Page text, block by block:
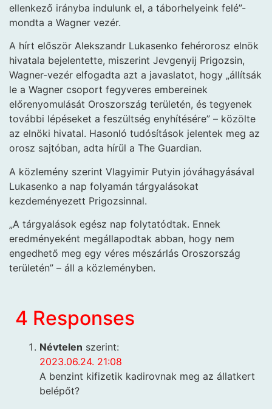
ellenkező irányba indulunk el, a táborhelyeink felé”-
mondta a Wagner vezér.
A hírt először Alekszandr Lukasenko fehérorosz elnök
hivatala bejelentette, miszerint Jevgenyij Prigozsin,
Wagner-vezér elfogadta azt a javaslatot, hogy „állítsák
le a Wagner csoport fegyveres embereinek
előrenyomulását Oroszország területén, és tegyenek
további lépéseket a feszültség enyhítésére” – közölte
az elnöki hivatal. Hasonló tudósítások jelentek meg az
orosz sajtóban, adta hírül a The Guardian.
A közlemény szerint Vlagyimir Putyin jóváhagyásával
Lukasenko a nap folyamán tárgyalásokat
kezdeményezett Prigozsinnal.
„A tárgyalások egész nap folytatódtak. Ennek
eredményeként megállapodtak abban, hogy nem
engedhető meg egy véres mészárlás Oroszország
területén” – áll a közleményben.
4 Responses
Névtelen szerint:
2023.06.24. 21:08
A benzint kifizetik kadirovnak meg az állatkert
belépőt?